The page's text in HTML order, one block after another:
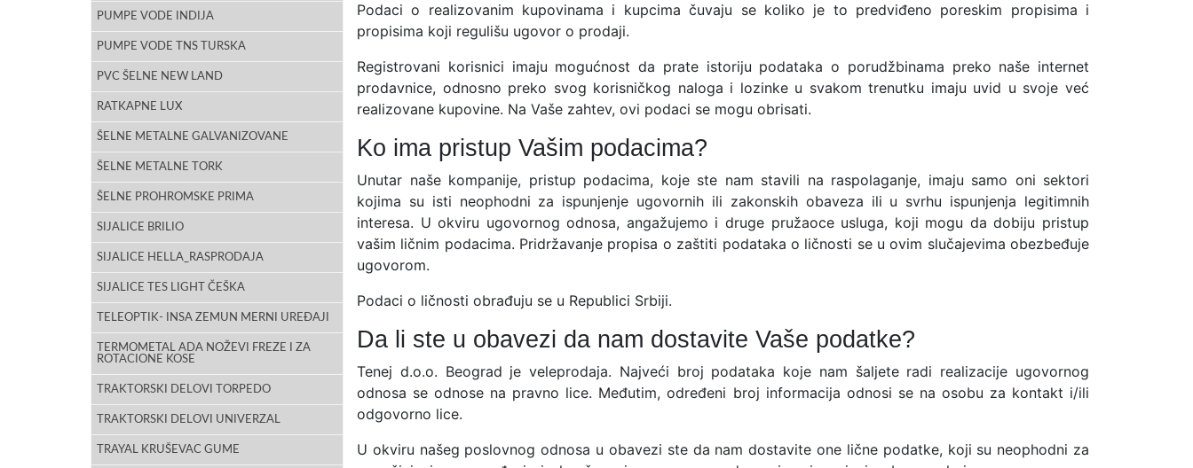
PUMPE VODE INDIJA
PUMPE VODE TNS TURSKA
PVC ŠELNE NEW LAND
RATKAPNE LUX
ŠELNE METALNE GALVANIZOVANE
ŠELNE METALNE TORK
ŠELNE PROHROMSKE PRIMA
SIJALICE BRILIO
SIJALICE HELLA_RASPRODAJA
SIJALICE TES LIGHT ČEŠKA
TELEOPTIK- INSA ZEMUN MERNI UREĐAJI
TERMOMETAL ADA NOŽEVI FREZE I ZA
ROTACIONE KOSE
TRAKTORSKI DELOVI TORPEDO
TRAKTORSKI DELOVI UNIVERZAL
TRAYAL KRUŠEVAC GUME
Podaci o realizovanim kupovinama i kupcima čuvaju se koliko je to predviđeno poreskim propisima i
propisima koji regulišu ugovor o prodaji.
Registrovani korisnici imaju mogućnost da prate istoriju podataka o porudžbinama preko naše internet
prodavnice, odnosno preko svog korisničkog naloga i lozinke u svakom trenutku imaju uvid u svoje već
realizovane kupovine. Na Vaše zahtev, ovi podaci se mogu obrisati.
Ko ima pristup Vašim podacima?
Unutar naše kompanije, pristup podacima, koje ste nam stavili na raspolaganje, imaju samo oni sektori
kojima su isti neophodni za ispunjenje ugovornih ili zakonskih obaveza ili u svrhu ispunjenja legitimnih
interesa. U okviru ugovornog odnosa, angažujemo i druge pružaoce usluga, koji mogu da dobiju pristup
vašim ličnim podacima. Pridržavanje propisa o zaštiti podataka o ličnosti se u ovim slučajevima obezbeđuje
ugovorom.
Podaci o ličnosti obrađuju se u Republici Srbiji.
Da li ste u obavezi da nam dostavite Vaše podatke?
Tenej d.o.o. Beograd je veleprodaja. Najveći broj podataka koje nam šaljete radi realizacije ugovornog
odnosa se odnose na pravno lice. Međutim, određeni broj informacija odnosi se na osobu za kontakt i/ili
odgovorno lice.
U okviru našeg poslovnog odnosa u obavezi ste da nam dostavite one lične podatke, koji su neophodni za